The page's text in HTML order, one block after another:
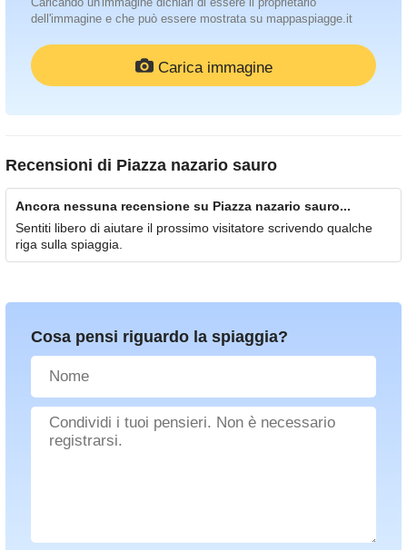
dell'immagine e che può essere mostrata su mappaspiagge.it
Carica immagine
Recensioni di Piazza nazario sauro
Ancora nessuna recensione su Piazza nazario sauro...
Sentiti libero di aiutare il prossimo visitatore scrivendo qualche
riga sulla spiaggia.
Cosa pensi riguardo la spiaggia?